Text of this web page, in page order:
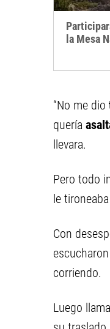
la Mesa
“No me dio
quería
llevara.
Pero todo
le
Con
corriendo.
Luego